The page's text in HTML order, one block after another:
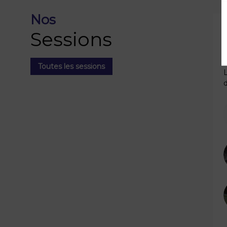
Nos
Sessions
Toutes les sessions